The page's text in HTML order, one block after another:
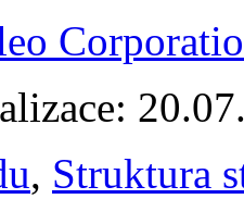
, Struktura